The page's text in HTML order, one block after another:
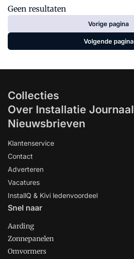
Geen resultaten
Vorige pagina
Volgende pagina
Collecties
Over Installatie Journaal
Nieuwsbrieven
Klantenservice
Contact
Adverteren
Vacatures
InstallQ & Kivi ledenvoordeel
Snel naar
Aarding
Zonnepanelen
Omvormers